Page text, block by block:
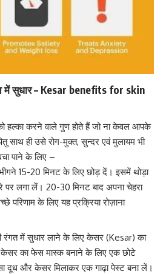
में सुधार – Kesar benefits for skin
हल्का करने वाले गुण होते हैं जो ना केवल आपके
साथ ही उसे रोग-मुक्त, सुन्दर एवं मुलायम भी
पाने के लिए –
15-20 मिनट के लिए छोड़ दें। इसमें थोड़ा
लगा लें। 20-30 मिनट बाद अपना चेहरा
के लिए यह प्रक्रिया रोज़ाना
रंगत में सुधार लाने के लिएकेसर (Kesar) का
का फेस मास्क बनाने के लिए एक छोटे
दूध और केसर मिलाकर एक गाढ़ा पेस्ट बना लें।